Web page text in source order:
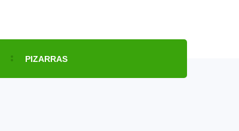
PIZARRAS